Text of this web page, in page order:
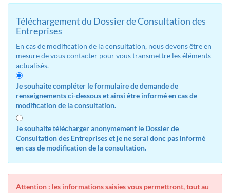
Téléchargement du Dossier de Consultation des
Entreprises
En cas de modification de la consultation, nous devons être en
mesure de vous contacter pour vous transmettre les éléments
actualisés.
Je souhaite compléter le formulaire de demande de
renseignements ci-dessous et ainsi être informé en cas de
modification de la consultation.
Je souhaite télécharger anonymement le Dossier de
Consultation des Entreprises et je ne serai donc pas informé
en cas de modification de la consultation.
Attention : les informations saisies vous permettront, tout au